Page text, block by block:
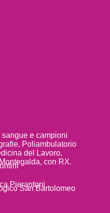
e campioni
Poliambulatorio
del Lavoro,
con RX.
Pierantoni
San Bartolomeo